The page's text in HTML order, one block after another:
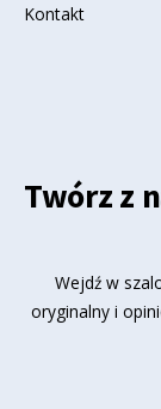
Kontakt
Twórz z
Wejdź w
oryginalny i